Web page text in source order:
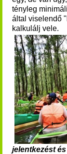
tényleg
által viselendő
kalkulálj vele.
jelentkezést